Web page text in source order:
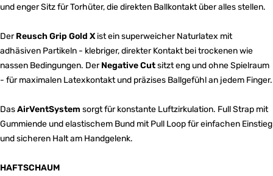
und enger Sitz für Torhüter, die direkten Ballkontakt über alles stellen.
DerReusch Grip Gold Xist ein superweicher Naturlatex mit
adhäsiven Partikeln - klebriger, direkter Kontakt bei trockenen wie
nassen Bedingungen. DerNegative Cutsitzt eng und ohne Spielraum
- für maximalen Latexkontakt und präzises Ballgefühl an jedem Finger.
DasAirVentSystem sorgt für konstante Luftzirkulation. Full Strap mit
Gummiende und elastischem Bund mit Pull Loop für einfachen Einstieg
und sicheren Halt am Handgelenk.
HAFTSCHAUM